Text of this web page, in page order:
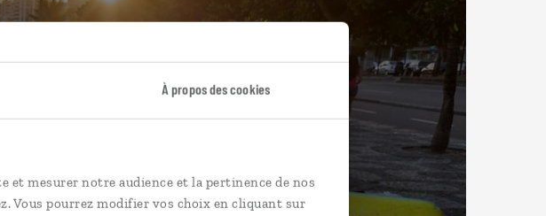
À propos des cookies
mesurer notre audience et la pertinence de nos
Vous pourrez modifier vos choix en cliquant sur